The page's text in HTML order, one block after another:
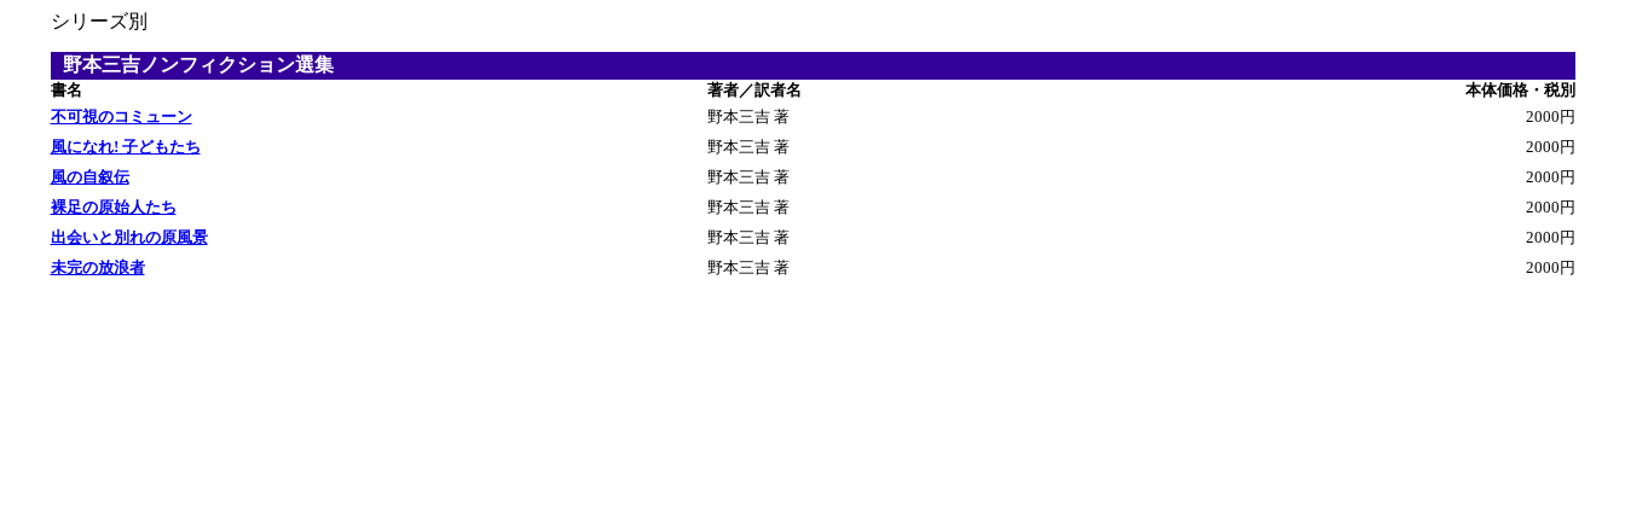
シリーズ別
野本三吉ノンフィクション選集
書名 著者／訳者名
本体価格・税別
不可視のコミューン
野本三吉 著
2000円
風になれ! 子どもたち
野本三吉 著
2000円
風の自叙伝
野本三吉 著
2000円
裸足の原始人たち
野本三吉 著
2000円
出会いと別れの原風景
野本三吉 著
2000円
未完の放浪者
野本三吉 著 2000円